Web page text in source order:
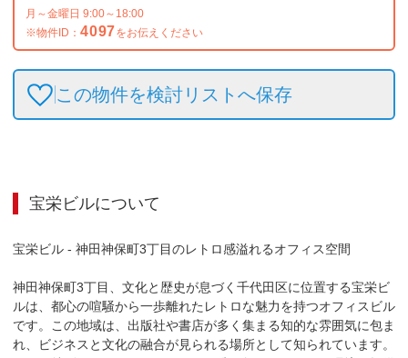
月～金曜日 9:00～18:00
※物件ID： 4097をお伝えください
この物件を検討リストへ保存
宝栄ビルについて
宝栄ビル - 神田神保町3丁目のレトロ感溢れるオフィス空間
神田神保町3丁目、文化と歴史が息づく千代田区に位置する宝栄ビ
ルは、都心の喧騒から一歩離れたレトロな魅力を持つオフィスビル
です。この地域は、出版社や書店が多く集まる知的な雰囲気に包ま
れ、ビジネスと文化の融合が見られる場所として知られています。